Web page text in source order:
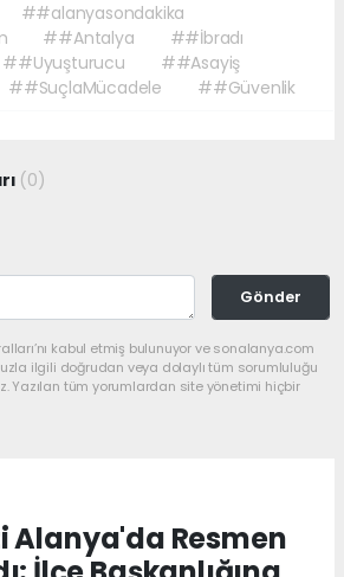
##alanyasondakika
##Antalya
##İbradı
##Uyuşturucu
##Asayiş
##SuçlaMücadele ##Güvenlik
(0)
Gönder
kabul etmiş bulunuyor ve sonalanya.com
ilgili doğrudan veya dolaylı tüm sorumluluğu
Yazılan tüm yorumlardan site yönetimi hiçbir
Alanya'da Resmen